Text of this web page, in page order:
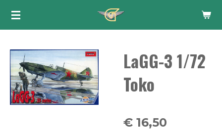
Ga
de
hoofdinhoud
LaGG-3 1/72
Toko
€ 16,50